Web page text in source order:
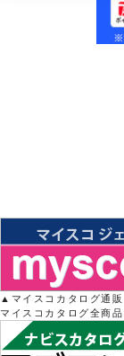
▲マイスコカタログ通
マイスコカタログ全商